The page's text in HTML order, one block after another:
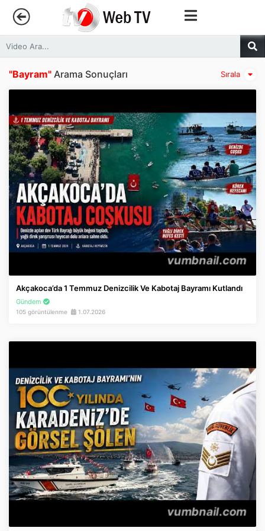
Anasayfa
Trendler
Canlı Yayın
Kategoriler
Sosyal Medya
Youtube
Facebook
İnstagram
Twitter
App Store
Sırala
"Bayram" Arama Sonuçları
Akçakoca’da 1 Temmuz Denizcilik Ve Kabotaj Bayramı Kutlandı
Gündem
105 görüntülenme 1.07.2026